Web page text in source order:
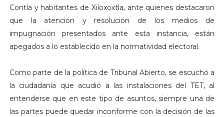
Contla y habitantes de Xiloxoxtla, ante quienes destacaron
que la atención y resolución de los medios de
impugnación presentados ante esta instancia, están
apegados a lo establecido en la normatividad electoral.
Como parte de la política de Tribunal Abierto, se escuchó a
la ciudadanía que acudió a las instalaciones del TET, al
entenderse que en este tipo de asuntos, siempre una de
las partes puede quedar inconforme con la decisión de las